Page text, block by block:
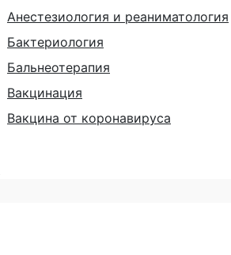
Анестезиология и реаниматология
Бактериология
Бальнеотерапия
Вакцинация
Вакцина от коронавируса